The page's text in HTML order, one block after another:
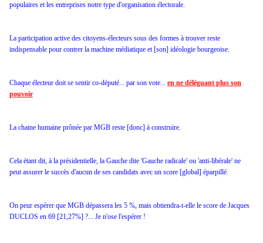
populaires et les entreprises notre type d'organisation électorale.
La participation active des citoyens-électeurs sous des formes à trouver reste
indispensable pour contrer la machine médiatique et [son] idéologie bourgeoise.
Chaque électeur doit se sentir co-député... par son vote... en ne déléguant plus son
pouvoir
La chaine humaine prônée par MGB reste [donc] à construire.
Cela étant dit, à la présidentielle, la Gauche dite 'Gauche radicale' ou 'anti-libérale' ne
peut assurer le succès d'aucun de ses candidats avec un score [global] éparpillé.
On peur espérer que MGB dépassera les 5 %, mais obtiendra-t-elle le score de Jacques
DUCLOS en 69 [21,27%] ?... Je n'ose l'espérer !